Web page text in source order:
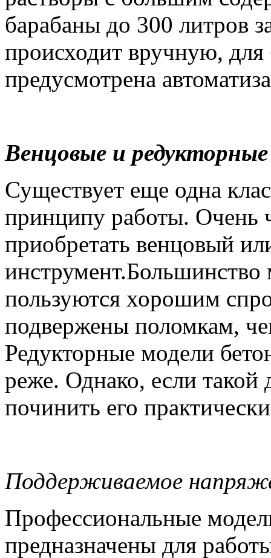
барабаны до 300 литров
происходит вручную,
предусмотрена
Венцовые и
Существует еще одна
принципу работы. Очень
приобретать венцовый
инструмент.Большинство
пользуются хорошим
подвержены поломкам,
Редукторные модели
реже. Однако, если такой
починить его
Поддерживаемое
Профессиональные
предназначены для